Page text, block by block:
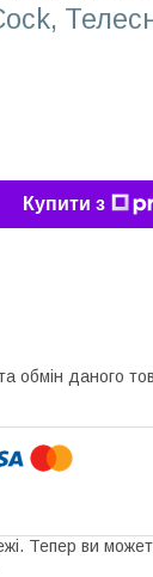
Купити з
обмін даного
Тепер ви